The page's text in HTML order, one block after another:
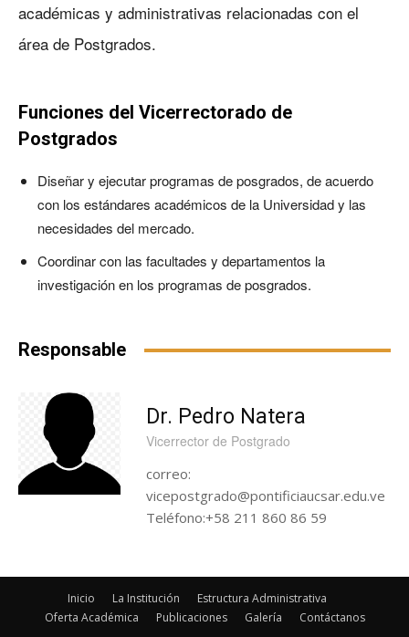
académicas y administrativas relacionadas con el
área de Postgrados.
Funciones del Vicerrectorado de
Postgrados
Diseñar y ejecutar programas de posgrados, de acuerdo
con los estándares académicos de la Universidad y las
necesidades del mercado.
Coordinar con las facultades y departamentos la
investigación en los programas de posgrados.
Responsable
Dr. Pedro Natera
Vicerrector de Postgrado
correo:
vicepostgrado@pontificiaucsar.edu.ve
Teléfono:+58 211 860 86 59
Inicio La Institución
Estructura Administrativa
Oferta Académica
Publicaciones Galería Contáctanos